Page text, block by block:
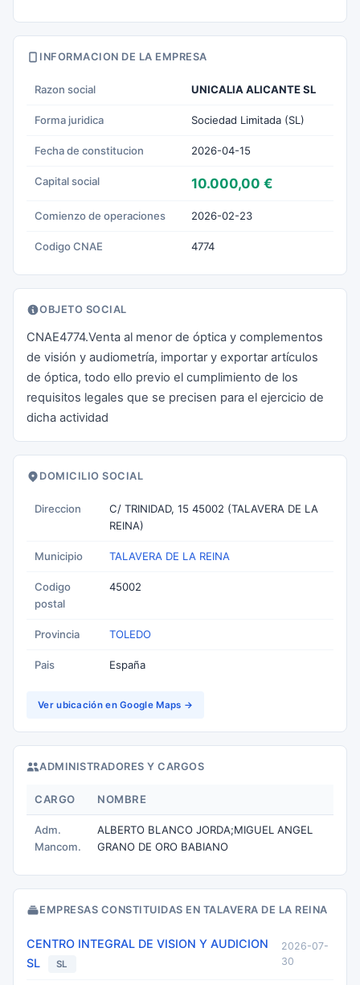
INFORMACION DE LA EMPRESA
Razon social UNICALIA ALICANTE SL
Forma juridica Sociedad Limitada (SL)
Fecha de constitucion 2026-04-15
Capital social 10.000,00 €
Comienzo de operaciones 2026-02-23
Codigo CNAE 4774
OBJETO SOCIAL
CNAE4774.Venta al menor de óptica y complementos
de visión y audiometría, importar y exportar artículos
de óptica, todo ello previo el cumplimiento de los
requisitos legales que se precisen para el ejercicio de
dicha actividad
DOMICILIO SOCIAL
Direccion
C/ TRINIDAD, 15 45002 (TALAVERA DE LA
REINA)
Municipio TALAVERA DE LA REINA
Codigo
postal
45002
Provincia TOLEDO
Pais España
Ver ubicación en Google Maps →
ADMINISTRADORES Y CARGOS
CARGO NOMBRE
Adm.
Mancom.
ALBERTO BLANCO JORDA;MIGUEL ANGEL
GRANO DE ORO BABIANO
EMPRESAS CONSTITUIDAS EN TALAVERA DE LA REINA
CENTRO INTEGRAL DE VISION Y AUDICION
SL
SL
2026-07-
30